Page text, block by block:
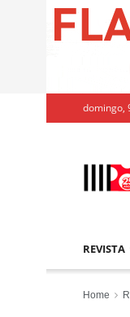
domingo,
REVISTA
Home